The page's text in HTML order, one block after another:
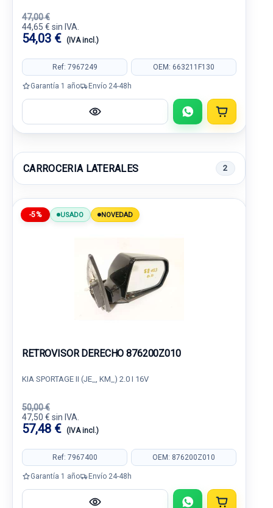
47,00 €
44,65 € sin IVA.
54,03 € (IVA incl.)
Ref: 7967249 OEM: 663211F130
Garantía 1 año Envío 24-48h
CARROCERIA LATERALES 2
-5% USADO NOVEDAD
RETROVISOR DERECHO 876200Z010
KIA SPORTAGE II (JE_, KM_) 2.0 I 16V
50,00 €
47,50 € sin IVA.
57,48 € (IVA incl.)
Ref: 7967400 OEM: 876200Z010
Garantía 1 año Envío 24-48h